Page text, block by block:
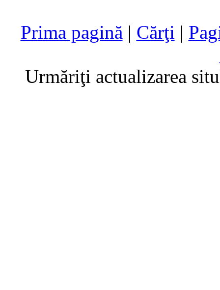
Prima pagină | Cărţi |
Urmăriţi actualizarea